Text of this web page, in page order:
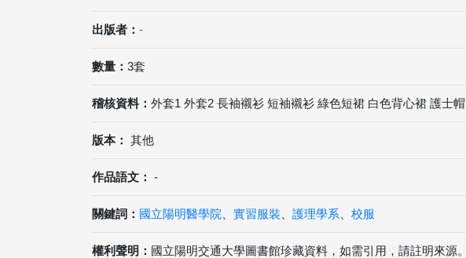
出版者： -
數量： 3套
稽核資料： 外套1 外套2 長袖襯衫 短袖襯衫 綠色短裙 白色背心裙 護士帽
版本： 其他
作品語文： -
關鍵詞： 國立陽明醫學院 實習服裝 護理學系 校服
權利聲明： 國立陽明交通大學圖書館珍藏資料，如需引用，請註明來源。